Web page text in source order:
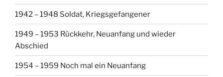
1942 – 1948 Soldat, Kriegsgefangener
1949 – 1953 Rückkehr, Neuanfang und wieder
Abschied
1954 – 1959 Noch mal ein Neuanfang